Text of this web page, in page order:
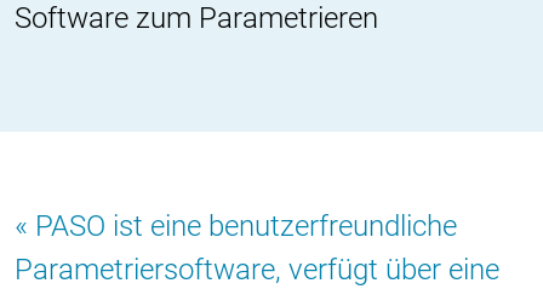
Software zum Parametrieren
PASO ist eine benutzerfreundliche
Parametriersoftware, verfügt über eine